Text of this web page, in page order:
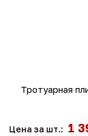
Тротуарная
Цена за шт.: 1